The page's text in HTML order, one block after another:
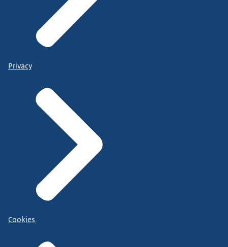
Privacy
Cookies